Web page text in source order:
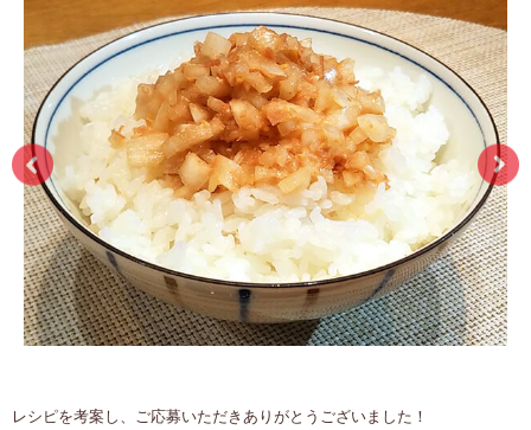
レシピを考案し、ご応募いただきありがとうございました！